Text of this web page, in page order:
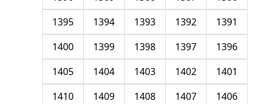
1391
1392
1393
1394
1395
1396
1397
1398
1399
1400
1401
1402
1403
1404
1405
1406
1407
1408
1409
1410